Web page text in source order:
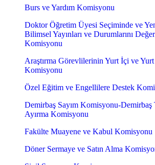
Burs ve Yardım Komisyonu
Doktor Öğretim Üyesi Seçiminde ve
Bilimsel Yayınları ve Durumlarını
Komisyonu
Araştırma Görevlilerinin Yurt İçi ve Yurt
Komisyonu
Özel Eğitim ve Engellilere Destek
Demirbaş Sayım Komisyonu-Demirbaş
Ayırma Komisyonu
Fakülte Muayene ve Kabul Komisyonu
Döner Sermaye ve Satın Alma